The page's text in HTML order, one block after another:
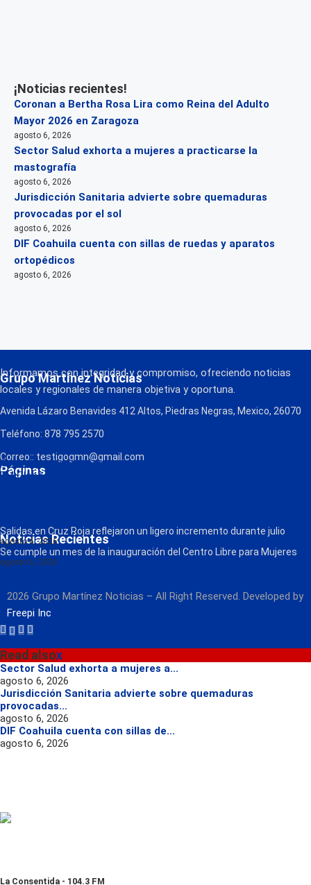
¡Noticias recientes!
Coronan a Bertha Rosa Lira como Reina del Adulto
Mayor 2026 en Zaragoza
agosto 6, 2026
Sector Salud exhorta a mujeres a practicarse la
mastografía
agosto 6, 2026
Jurisdicción Sanitaria advierte sobre quemaduras
provocadas por el sol
agosto 6, 2026
DIF Coahuila cuenta con sillas de ruedas y aparatos
ortopédicos
agosto 6, 2026
Grupo Martínez Noticias
Informamos con integridad y compromiso, ofreciendo noticias
locales y regionales de manera objetiva y oportuna.
Avenida Lázaro Benavides 412 Altos, Piedras Negras, Mexico, 26070
Teléfono: 878 795 2570
Correo:: testigogmn@gmail.com
Páginas
¡Descarga nuestra App!
FM Globo
Radio
Noticias Recientes
Salidas en Cruz Roja reflejaron un ligero incremento durante julio
agosto 6, 2026
Se cumple un mes de la inauguración del Centro Libre para Mujeres
agosto 6, 2026
2026 Grupo Martínez Noticias – All Right Reserved. Developed by
Freepi Inc
Read alsox
Sector Salud exhorta a mujeres a...
agosto 6, 2026
Jurisdicción Sanitaria advierte sobre quemaduras
provocadas...
agosto 6, 2026
DIF Coahuila cuenta con sillas de...
agosto 6, 2026
La Consentida - 104.3 FM